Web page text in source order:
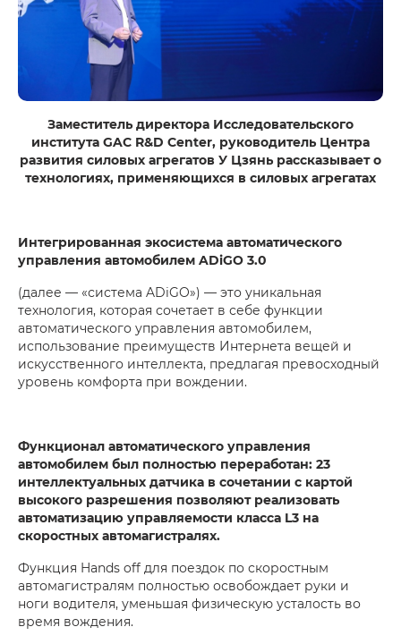
Заместитель директора Исследовательского
института GAC R&D Center, руководитель Центра
развития силовых агрегатов У Цзянь рассказывает о
технологиях, применяющихся в силовых агрегатах
Интегрированная экосистема автоматического
управления автомобилем ADiGO 3.0
(далее — «система ADiGO») — это уникальная
технология, которая сочетает в себе функции
автоматического управления автомобилем,
использование преимуществ Интернета вещей и
искусственного интеллекта, предлагая превосходный
уровень комфорта при вождении.
Функционал автоматического управления
автомобилем был полностью переработан: 23
интеллектуальных датчика в сочетании с картой
высокого разрешения позволяют реализовать
автоматизацию управляемости класса L3 на
скоростных автомагистралях.
Функция Hands off для поездок по скоростным
автомагистралям полностью освобождает руки и
ноги водителя, уменьшая физическую усталость во
время вождения.